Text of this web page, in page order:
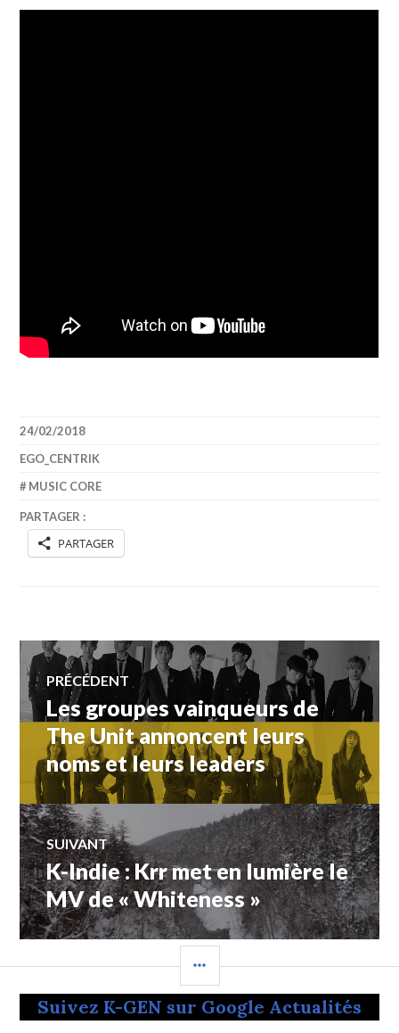
24/02/2018
EGO_CENTRIK
MUSIC CORE
PARTAGER :
PARTAGER
Navigation
de
l’article
PRÉCÉDENT
Article
précédent :
Les groupes vainqueurs de
The Unit annoncent leurs
noms et leurs leaders
SUIVANT
Article
Suivant:
K-Indie : Krr met en lumière le
MV de « Whiteness »
LATÉRALE
Suivez K-GEN sur Google Actualités